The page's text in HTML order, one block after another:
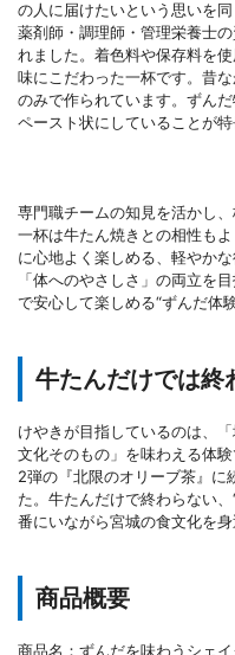
の人に届けたいという思いを
薬剤師・調理師・管理栄養士
れました。着色料や保存料を
味にこだわった一杯です。昔
のみで作られています。ずん
ペースト状にしていることが特
専門職チームの知見を活かし
一杯は牛たん焼きとの相性も
に心地よく楽しめる、軽やか
「体へのやさしさ」の両立を
で安心して楽しめる“ずんだ体
牛たんだけでは終
けやきが目指しているのは、
文化そのもの」を味わえる体
2弾の『北限のオリーブ茶』に
た。牛たんだけで終わらない
番にいながら宮城の食文化を
商品概要
商品名：ずんだを味わうシェ